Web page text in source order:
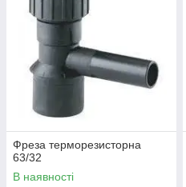
Фреза терморезисторна
63/32
В наявності